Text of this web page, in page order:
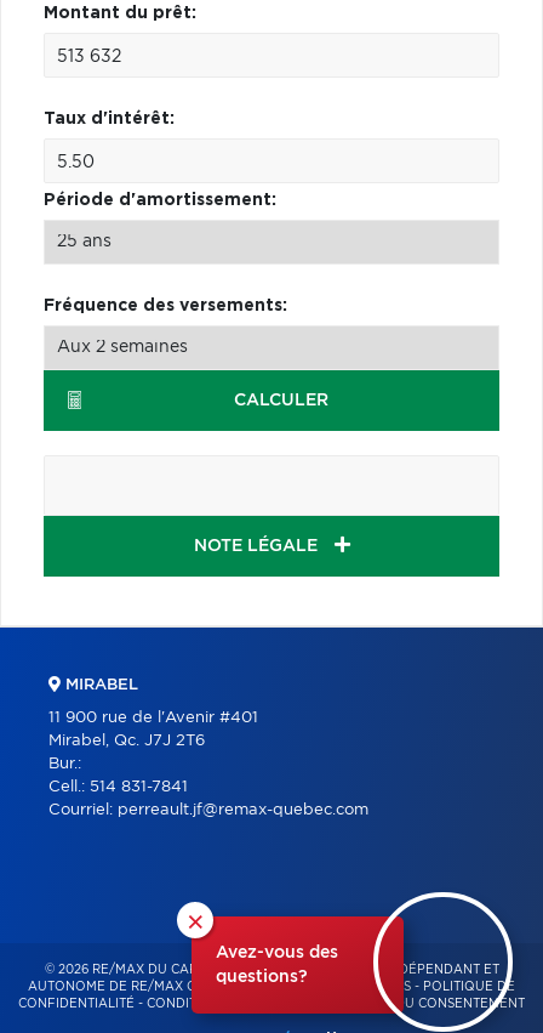
Montant du prêt:
Taux d'intérêt:
Période d'amortissement:
Fréquence des versements:
CALCULER
NOTE LÉGALE
×
Avez-vous des
questions?
MIRABEL
11 900 rue de l'Avenir #401
Mirabel, Qc. J7J 2T6
Bur.:
Cell.: 514 831-7841
Courriel: perreault.jf@remax-quebec.com
© 2026 RE/MAX DU CARTIER BONJOUR – FRANCHISÉ INDÉPENDANT ET
AUTONOME DE RE/MAX QUÉBEC – TOUS DROITS RÉSERVÉS - POLITIQUE DE
CONFIDENTIALITÉ - CONDITIONS D'UTILISATION GESTION DU CONSENTEMENT